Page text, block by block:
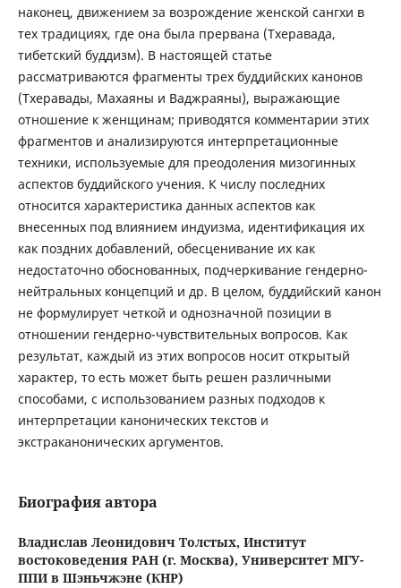
наконец, движением за возрождение женской сангхи в
тех традициях, где она была прервана (Тхеравада,
тибетский буддизм). В настоящей статье
рассматриваются фрагменты трех буддийских канонов
(Тхеравады, Махаяны и Ваджраяны), выражающие
отношение к женщинам; приводятся комментарии этих
фрагментов и анализируются интерпретационные
техники, используемые для преодоления мизогинных
аспектов буддийского учения. К числу последних
относится характеристика данных аспектов как
внесенных под влиянием индуизма, идентификация их
как поздних добавлений, обесценивание их как
недостаточно обоснованных, подчеркивание гендерно-
нейтральных концепций и др. В целом, буддийский канон
не формулирует четкой и однозначной позиции в
отношении гендерно-чувствительных вопросов. Как
результат, каждый из этих вопросов носит открытый
характер, то есть может быть решен различными
способами, с использованием разных подходов к
интерпретации канонических текстов и
экстраканонических аргументов.
Биография автора
Владислав Леонидович Толстых, Институт
востоковедения РАН (г. Москва), Университет МГУ-
ППИ в Шэньчжэне (КНР)